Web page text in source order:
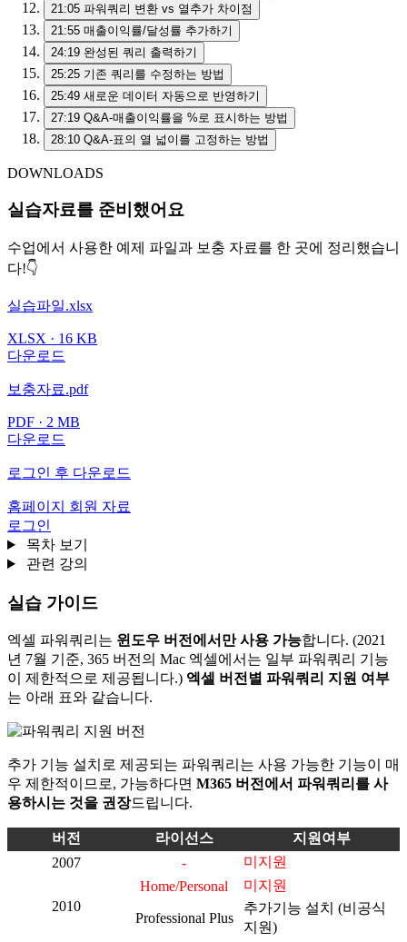
21:05 파워쿼리 변환 vs 열추가 차이점
21:55 매출이익률/달성률 추가하기
24:19 완성된 쿼리 출력하기
25:25 기존 쿼리를 수정하는 방법
25:49 새로운 데이터 자동으로 반영하기
27:19 Q&A-매출이익률을 %로 표시하는 방법
28:10 Q&A-표의 열 넓이를 고정하는 방법
DOWNLOADS
실습자료를 준비했어요
수업에서 사용한 예제 파일과 보충 자료를 한 곳에 정리했습니
다!👇
실습파일.xlsx
XLSX · 16 KB
다운로드
보충자료.pdf
PDF · 2 MB
다운로드
로그인 후 다운로드
홈페이지 회원 자료
로그인
목차 보기
관련 강의
실습 가이드
엑셀 파워쿼리는 윈도우 버전에서만 사용 가능합니다. (2021
년 7월 기준, 365 버전의 Mac 엑셀에서는 일부 파워쿼리 기능
이 제한적으로 제공됩니다.) 엑셀 버전별 파워쿼리 지원 여부
는 아래 표와 같습니다.
추가 기능 설치로 제공되는 파워쿼리는 사용 가능한 기능이 매
우 제한적이므로, 가능하다면 M365 버전에서 파워쿼리를 사
용하시는 것을 권장드립니다.
버전 라이선스
지원여부
2007
- 미지원
2010
Home/Personal 미지원
Professional Plus
추가기능 설치 (비공식
지원)